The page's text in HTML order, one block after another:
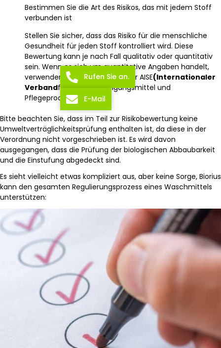
Bestimmen Sie die Art des Risikos, das mit jedem Stoff
verbunden ist
Stellen Sie sicher, dass das Risiko für die menschliche
Gesundheit für jeden Stoff kontrolliert wird. Diese
Bewertung kann je nach Fall qualitativ oder quantitativ
sein. Wenn es sich um quantitative Angaben handelt,
verwenden wir die Methoden der AISE(Internationaler
Verbandfür
, Reinigungsmittel und
Pflegeprodukte).
Bitte beachten Sie, dass im Teil zur Risikobewertung keine
Umweltverträglichkeitsprüfung enthalten ist, da diese in der
Verordnung nicht vorgeschrieben ist. Es wird davon
ausgegangen, dass die Prüfung der biologischen Abbaubarkeit
und die Einstufung abgedeckt sind.
Es sieht vielleicht etwas kompliziert aus, aber keine Sorge, Biorius
kann den gesamten Regulierungsprozess eines Waschmittels
unterstützen:
Rufen Sie an.
E-Mail